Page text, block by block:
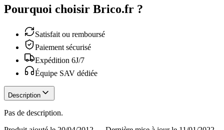
Pourquoi choisir Brico.fr ?
Satisfait ou remboursé
Paiement sécurisé
Expédition 6J/7
Équipe SAV dédiée
Description
Pas de description.